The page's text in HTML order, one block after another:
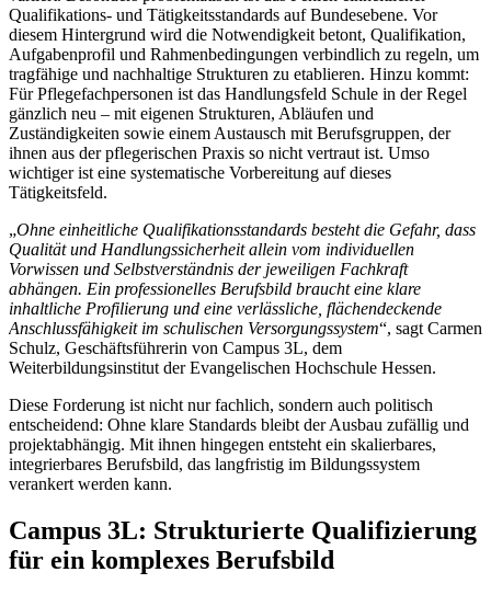
Qualifikations- und Tätigkeitsstandards auf Bundesebene. Vor
diesem Hintergrund wird die Notwendigkeit betont, Qualifikation,
Aufgabenprofil und Rahmenbedingungen verbindlich zu regeln, um
tragfähige und nachhaltige Strukturen zu etablieren. Hinzu kommt:
Für Pflegefachpersonen ist das Handlungsfeld Schule in der Regel
gänzlich neu – mit eigenen Strukturen, Abläufen und
Zuständigkeiten sowie einem Austausch mit Berufsgruppen, der
ihnen aus der pflegerischen Praxis so nicht vertraut ist. Umso
wichtiger ist eine systematische Vorbereitung auf dieses
Tätigkeitsfeld.
„Ohne einheitliche Qualifikationsstandards besteht die Gefahr, dass
Qualität und Handlungssicherheit allein vom individuellen
Vorwissen und Selbstverständnis der jeweiligen Fachkraft
abhängen. Ein professionelles Berufsbild braucht eine klare
inhaltliche Profilierung und eine verlässliche, flächendeckende
Anschlussfähigkeit im schulischen Versorgungssystem“, sagt Carmen
Schulz, Geschäftsführerin von Campus 3L, dem
Weiterbildungsinstitut der Evangelischen Hochschule Hessen.
Diese Forderung ist nicht nur fachlich, sondern auch politisch
entscheidend: Ohne klare Standards bleibt der Ausbau zufällig und
projektabhängig. Mit ihnen hingegen entsteht ein skalierbares,
integrierbares Berufsbild, das langfristig im Bildungssystem
verankert werden kann.
Campus 3L: Strukturierte Qualifizierung
für ein komplexes Berufsbild